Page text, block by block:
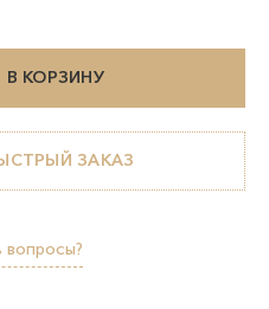
КОРЗИНУ
ЗАКАЗ
вопросы?